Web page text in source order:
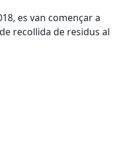
es van començar a
recollida de residus al